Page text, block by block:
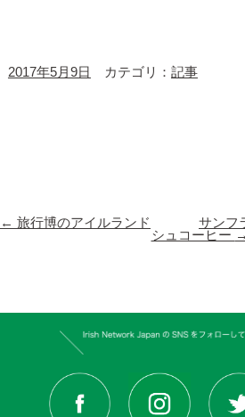
2017年5月9日 カテゴリ： 記事
← 旅行博のアイルランド
サンフ
シュコーヒー →